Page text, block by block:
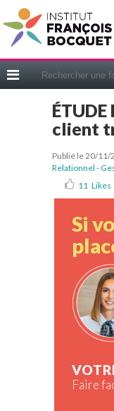
Fermer
ACCUEIL
CERIFICATIONS
INTRAS | SUR-
COACHING
EN PRATIQUE
NOUS CONNAÎTRE
QUESTIONNAIRE
ÉTUDE
client
Publié le 20/11/
Relationnel -
11 Likes
Si
Faire